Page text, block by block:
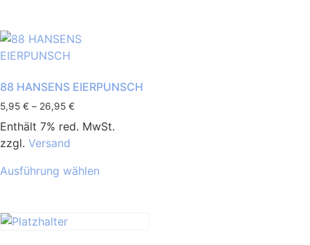
88 HANSENS EIERPUNSCH
5,95 € – 26,95 €
Enthält 7% red. MwSt.
zzgl. Versand
Ausführung wählen